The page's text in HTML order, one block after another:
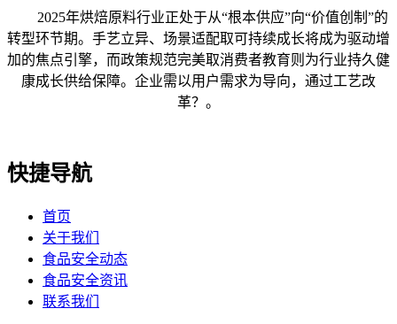
2025年烘焙原料行业正处于从“根本供应”向“价值创制”的
转型环节期。手艺立异、场景适配取可持续成长将成为驱动增
加的焦点引擎，而政策规范完美取消费者教育则为行业持久健
康成长供给保障。企业需以用户需求为导向，通过工艺改
革？。
快捷导航
首页
关于我们
食品安全动态
食品安全资讯
联系我们